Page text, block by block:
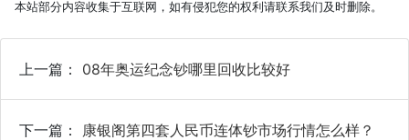
本站部分内容收集于互联网，如有侵犯您的权利请联系我们及时删除。
上一篇： 08年奥运纪念钞哪里回收比较好
下一篇： 康银阁第四套人民币连体钞市场行情怎么样？